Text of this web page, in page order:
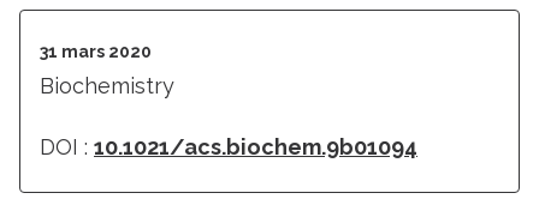
31 mars 2020
Biochemistry
DOI : 10.1021/acs.biochem.9b01094